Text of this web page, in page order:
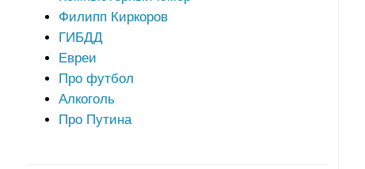
Филипп Киркоров
ГИБДД
Евреи
Про футбол
Алкоголь
Про Путина